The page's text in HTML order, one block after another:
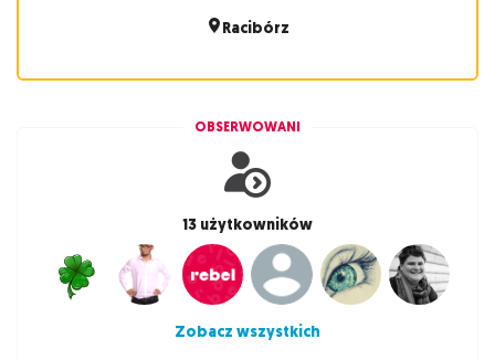
Racibórz
OBSERWOWANI
13 użytkowników
Zobacz wszystkich